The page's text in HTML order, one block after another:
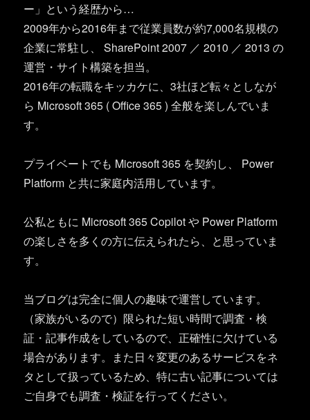
ー」という経歴から…
2009年から2016年まで従業員数が約7,000名規模の
企業に常駐し、 SharePoint 2007 ／ 2010 ／ 2013 の
運営・サイト構築を担当。
2016年の転職をキッカケに、3社ほど転々としなが
ら Microsoft 365 ( Office 365 ) 全般を楽しんでいま
す。
プライベートでも Microsoft 365 を契約し、 Power
Platform と共に家庭内活用しています。
公私ともに Microsoft 365 Copilot や Power Platform
の楽しさを多くの方に伝えられたら、と思っていま
す。
当ブログは完全に個人の趣味で運営しています。
（家族がいるので）限られた短い時間で調査・検
証・記事作成をしているので、正確性に欠けている
場合があります。また日々変更のあるサービスをネ
タとして扱っているため、特に古い記事については
ご自身でも調査・検証を行ってください。